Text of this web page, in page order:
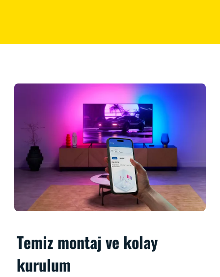
Temiz montaj ve kolay
kurulum